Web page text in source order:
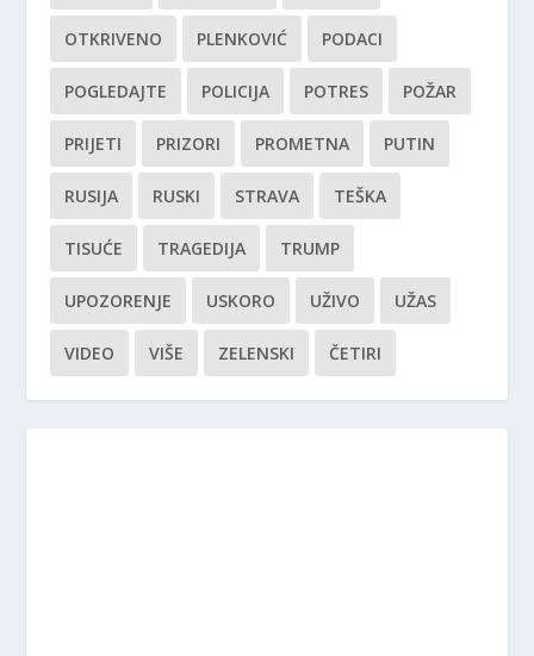
OTKRIVENO PLENKOVIĆ PODACI
POGLEDAJTE POLICIJA POTRES POŽAR
PRIJETI PRIZORI PROMETNA PUTIN
RUSIJA RUSKI STRAVA TEŠKA
TISUĆE TRAGEDIJA TRUMP
UPOZORENJE USKORO UŽIVO UŽAS
VIDEO VIŠE ZELENSKI ČETIRI